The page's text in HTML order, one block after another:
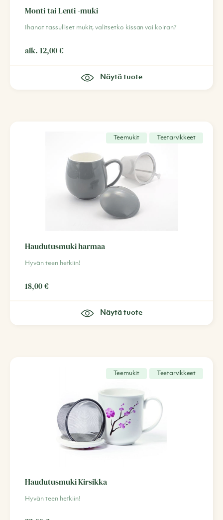
Monti tai Lenti -muki
Ihanat tassulliset mukit, valitsetko kissan vai koiran?
alk. 12,00€
Näytä tuote
Teemukit Teetarvikkeet
Haudutusmuki harmaa
Hyvän teen hetkiin!
18,00€
Näytä tuote
Teemukit Teetarvikkeet
Haudutusmuki Kirsikka
Hyvän teen hetkiin!